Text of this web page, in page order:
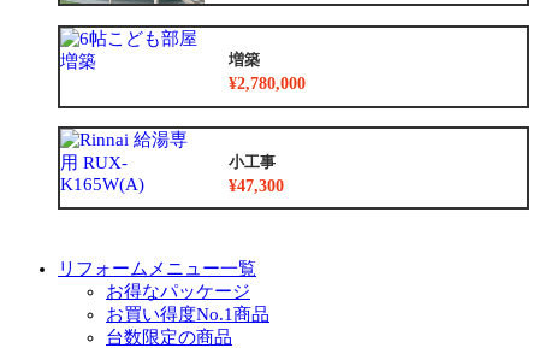
増築
¥2,780,000
小工事
¥47,300
リフォームメニュー一覧
お得なパッケージ
お買い得度No.1商品
台数限定の商品